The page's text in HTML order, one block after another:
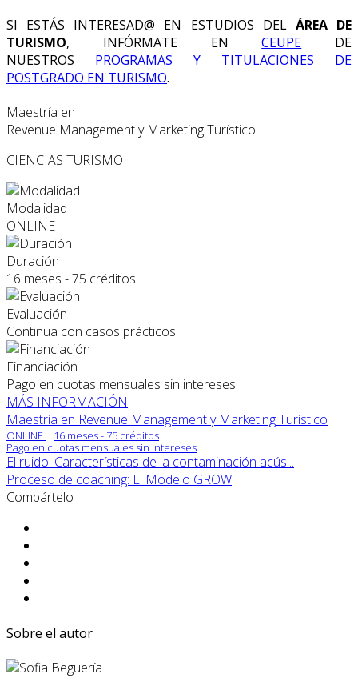
SI ESTÁS INTERESAD@ EN ESTUDIOS DELÁREA DE
TURISMO, INFÓRMATE ENCEUPE DE
NUESTROS PROGRAMAS Y TITULACIONES DE
POSTGRADO EN TURISMO.
Maestría en
Revenue Management y Marketing Turístico
CIENCIAS TURISMO
Modalidad
ONLINE
Duración
16 meses - 75 créditos
Evaluación
Continua con casos prácticos
Financiación
Pago en cuotas mensuales sin intereses
MÁS INFORMACIÓN
Maestría en Revenue Management y Marketing Turístico
ONLINE
16 meses - 75 créditos
Pago en cuotas mensuales sin intereses
El ruido. Características de la contaminación acús...
Proceso de coaching: El Modelo GROW
Compártelo
Sobre el autor